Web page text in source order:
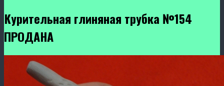
Курительная глиняная трубка №154
ПРОДАНА